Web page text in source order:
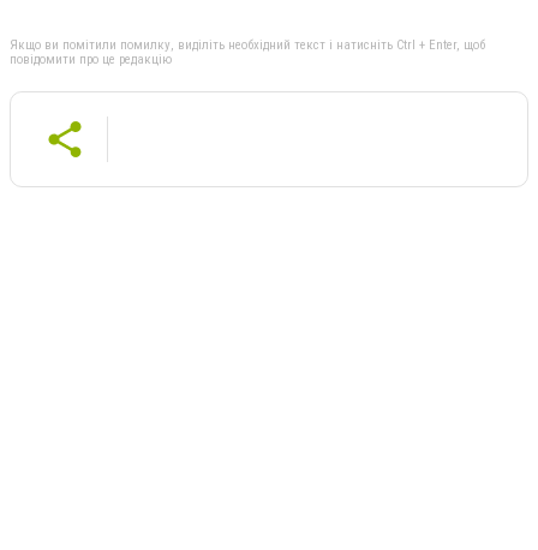
Якщо ви помітили помилку, виділіть необхідний текст і натисніть Ctrl + Enter, щоб
повідомити про це редакцію